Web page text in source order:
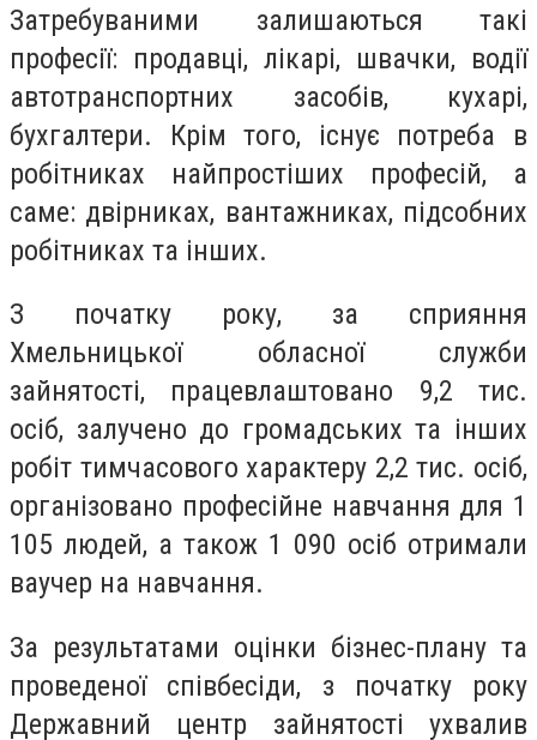
Затребуваними залишаються такі
професії: продавці, лікарі, швачки, водії
автотранспортних засобів, кухарі,
бухгалтери. Крім того, існує потреба в
робітниках найпростіших професій, а
саме: двірниках, вантажниках, підсобних
робітниках та інших.
З початку року, за сприяння
Хмельницької обласної служби
зайнятості, працевлаштовано 9,2 тис.
осіб, залучено до громадських та інших
робіт тимчасового характеру 2,2 тис. осіб,
організовано професійне навчання для 1
105 людей, а також 1 090 осіб отримали
ваучер на навчання.
За результатами оцінки бізнес-плану та
проведеної співбесіди, з початку року
Державний центр зайнятості ухвалив